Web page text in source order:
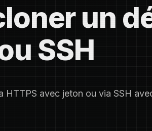
un
SSH
HTTPS avec jeton ou via SSH